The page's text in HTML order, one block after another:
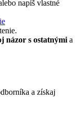
napíš vlastné
názor s ostatnými a
a získaj